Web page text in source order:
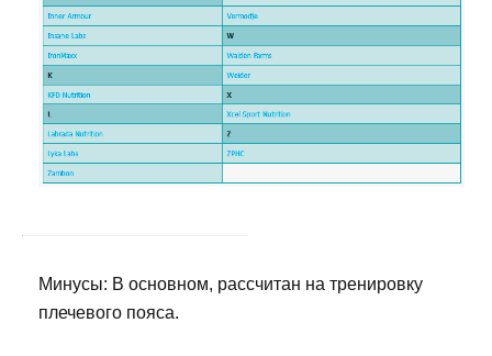
Минусы: В основном, рассчитан на тренировку
плечевого пояса.